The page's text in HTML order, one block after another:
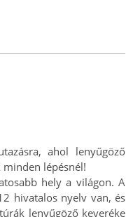
ahol lenyűgöző
lépésnél!
hely a világon. A
hivatalos nyelv van, és
lenyűgöző keveréke